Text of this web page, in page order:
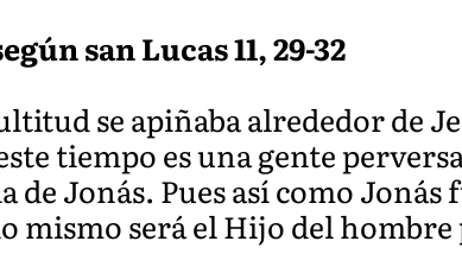
san Lucas 11, 29-32
se apiñaba alrededor de
tiempo es una gente
de Jonás. Pues así como Jonás
mismo será el Hijo del hombre